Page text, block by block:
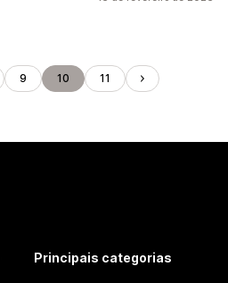
9 10 11
Principais categorias